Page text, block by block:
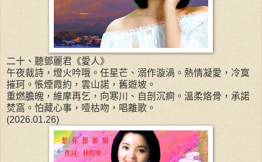
二十、聽鄧麗君《愛人》
午夜裁詩，燈火吟哦。任星芒、溺作漩渦。熱情凝愛，冷寞
摧珂。悵煙霞約，雲山諾，舊遊坡。
重燃膽魄，維摩再乞，向寒川、自剖沉痾。溫柔烙骨，承諾
焚窩。怕藏心事，噎枯吻，唱離歌。
(2026.01.26)